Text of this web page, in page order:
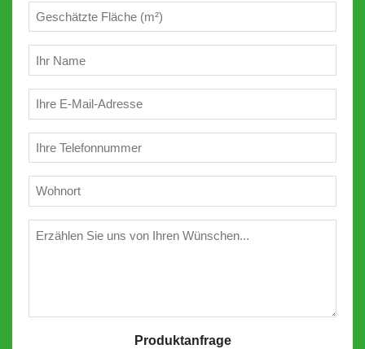
m²
Name
Mail
(erforderlich)
(erforderlich)
Wünschen
Produktanfrage